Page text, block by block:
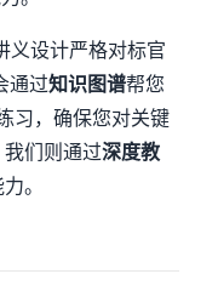
义设计严格对标官
通过知识图谱帮您
习，确保您对关键
们则通过深度教
。